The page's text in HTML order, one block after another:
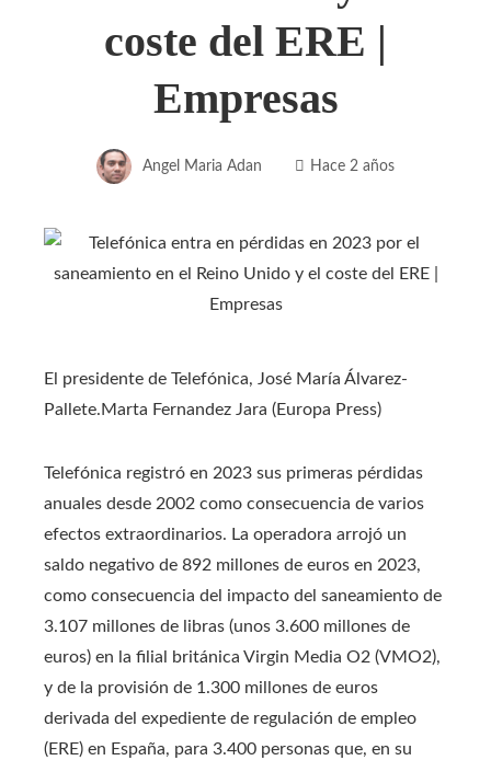
coste del ERE |
Empresas
Angel Maria Adan Hace 2 años
El presidente de Telefónica, José María Álvarez-
Pallete.Marta Fernandez Jara (Europa Press)
Telefónica registró en 2023 sus primeras pérdidas
anuales desde 2002 como consecuencia de varios
efectos extraordinarios. La operadora arrojó un
saldo negativo de 892 millones de euros en 2023,
como consecuencia del impacto del saneamiento de
3.107 millones de libras (unos 3.600 millones de
euros) en la filial británica Virgin Media O2 (VMO2),
y de la provisión de 1.300 millones de euros
derivada del expediente de regulación de empleo
(ERE) en España, para 3.400 personas que, en su